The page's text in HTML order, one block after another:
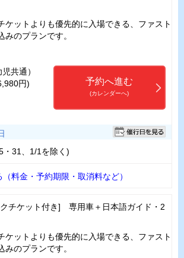
ケットよりも優先的に入場できる、ファスト
みのプランです。
共通）
円)
予約へ進む
(カレンダーへ)
31、1/1を除く)
料金・予約期限・取消料など）
チケット付き] 専用車＋日本語ガイド・2
ケットよりも優先的に入場できる、ファスト
みのプランです。